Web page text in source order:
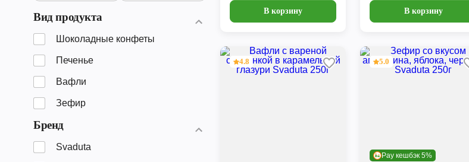
Вид продукта
Шоколадные конфеты
Печенье
Вафли
Зефир
Бренд
Svaduta
В корзину
В корзину
4.8
Pay кешбэк 5%
5.0